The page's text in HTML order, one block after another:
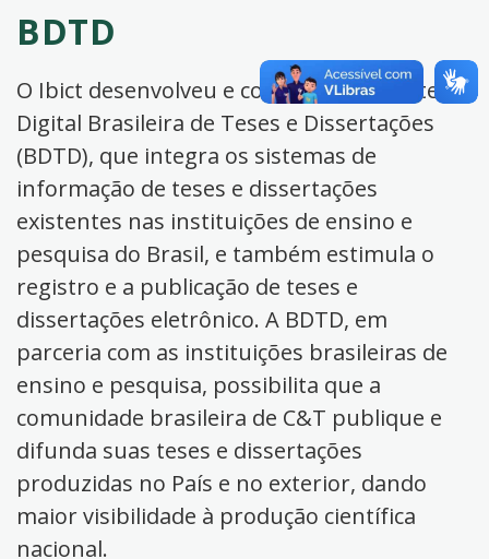
BDTD
O Ibict desenvolveu e coordena a Biblioteca
Digital Brasileira de Teses e Dissertações
(BDTD), que integra os sistemas de
informação de teses e dissertações
existentes nas instituições de ensino e
pesquisa do Brasil, e também estimula o
registro e a publicação de teses e
dissertações eletrônico. A BDTD, em
parceria com as instituições brasileiras de
ensino e pesquisa, possibilita que a
comunidade brasileira de C&T publique e
difunda suas teses e dissertações
produzidas no País e no exterior, dando
maior visibilidade à produção científica
nacional.